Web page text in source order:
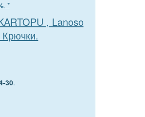
. *
, Lanoso
30.